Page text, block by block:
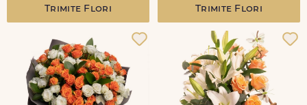
Trimite Flori Trimite Flori